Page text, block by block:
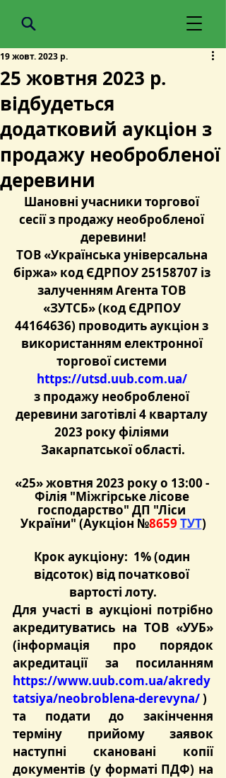
25 жовтня 2023 р.
відбудеться
додатковий аукціон з
продажу необробленої
деревини
19 жовт. 2023 р.
Шановні учасники торгової
сесії з продажу необробленої
деревини!
ТОВ «Українська універсальна
біржа» код ЄДРПОУ 25158707 із
залученням Агента ТОВ
«ЗУТСБ» (код ЄДРПОУ
44164636) проводить аукціон з
використанням електронної
торгової системи
https://utsd.uub.com.ua/
з продажу необробленої
деревини заготівлі 4 кварталу
2023 року філіями
Закарпатської області.
«25» жовтня 2023 року о 13:00 -
Філія "Міжгірське лісове
господарство" ДП "Ліси
України" (Аукціон №8659 ТУТ)
Крок аукціону:  1% (один
відсоток) від початкової
вартості лоту.
Для участі в аукціоні потрібно
акредитуватись на ТОВ «УУБ»
(інформація про порядок
https://www.uub.com.ua/akredy
tatsiya/neobroblena-derevyna/ )
та подати до закінчення
терміну прийому заявок
наступні скановані копії
документів (у форматі ПДФ) на